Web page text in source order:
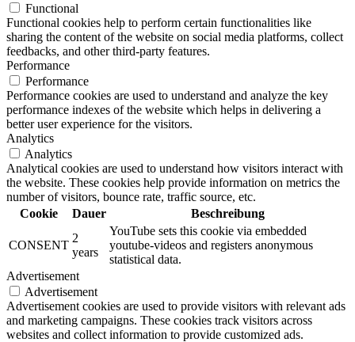
Functional
Functional cookies help to perform certain functionalities like
sharing the content of the website on social media platforms, collect
feedbacks, and other third-party features.
Performance
Performance
Performance cookies are used to understand and analyze the key
performance indexes of the website which helps in delivering a
better user experience for the visitors.
Analytics
Analytics
Analytical cookies are used to understand how visitors interact with
the website. These cookies help provide information on metrics the
number of visitors, bounce rate, traffic source, etc.
Cookie
Dauer Beschreibung
CONSENT
2
years
YouTube sets this cookie via embedded
youtube-videos and registers anonymous
statistical data.
Advertisement
Advertisement
Advertisement cookies are used to provide visitors with relevant ads
and marketing campaigns. These cookies track visitors across
websites and collect information to provide customized ads.